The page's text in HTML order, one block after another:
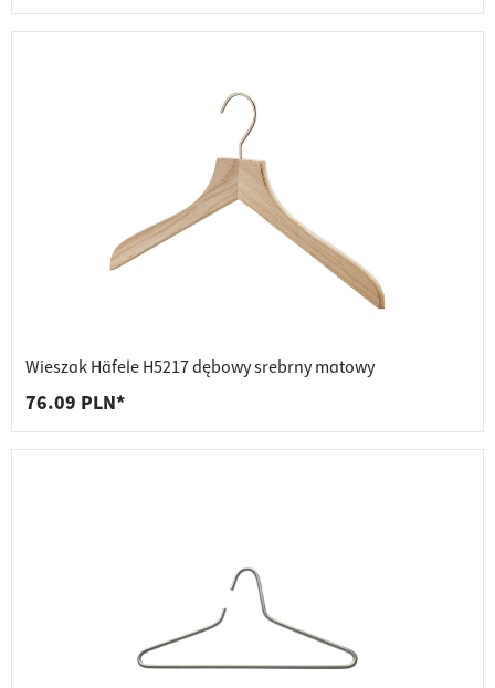
Wieszak Häfele H5217 dębowy srebrny matowy
76.09 PLN*